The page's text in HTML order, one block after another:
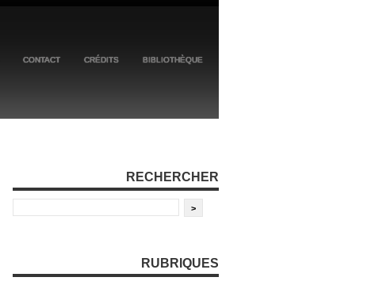
CONTACT CRÉDITS BIBLIOTHÈQUE
RECHERCHER
RUBRIQUES